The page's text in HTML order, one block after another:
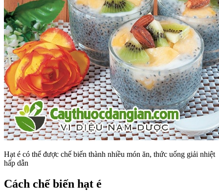
Hạt é có thể được chế biến thành nhiều món ăn, thức uống giải nhiệt
hấp dẫn
Cách chế biến hạt é